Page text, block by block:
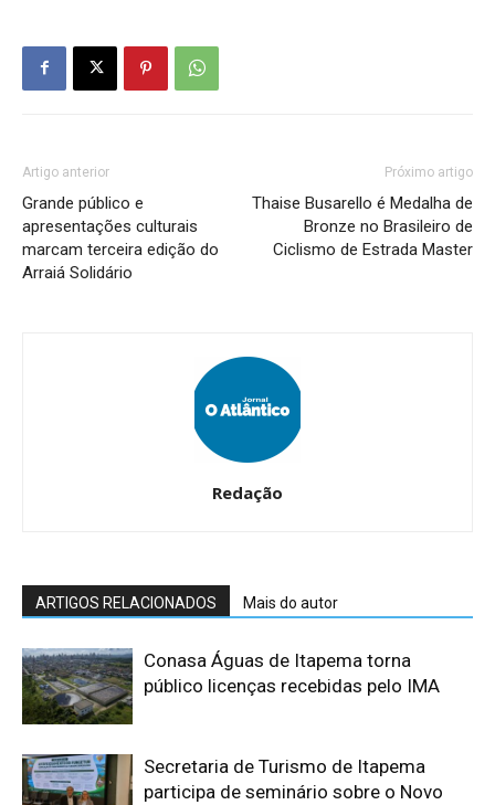
Artigo anterior
Grande público e
apresentações culturais
marcam terceira edição do
Arraiá Solidário
Próximo artigo
Thaise Busarello é Medalha de
Bronze no Brasileiro de
Ciclismo de Estrada Master
Redação
ARTIGOS RELACIONADOS Mais do autor
Conasa Águas de Itapema torna
público licenças recebidas pelo IMA
Secretaria de Turismo de Itapema
participa de seminário sobre o Novo